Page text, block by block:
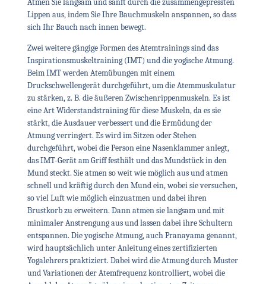
Lippen aus, indem Sie Ihre Bauchmuskeln anspannen, so dass
sich Ihr Bauch nach innen bewegt.
Zwei weitere gängige Formen des Atemtrainings sind das
Inspirationsmuskeltraining (IMT) und die yogische Atmung.
Beim IMT werden Atemübungen mit einem
Druckschwellengerät durchgeführt, um die Atemmuskulatur
zu stärken, z. B. die äußeren Zwischenrippenmuskeln. Es ist
eine Art Widerstandstraining für diese Muskeln, da es sie
stärkt, die Ausdauer verbessert und die Ermüdung der
Atmung verringert. Es wird im Sitzen oder Stehen
durchgeführt, wobei die Person eine Nasenklammer anlegt,
das IMT-Gerät am Griff festhält und das Mundstück in den
Mund steckt. Sie atmen so weit wie möglich aus und atmen
schnell und kräftig durch den Mund ein, wobei sie versuchen,
so viel Luft wie möglich einzuatmen und dabei ihren
Brustkorb zu erweitern. Dann atmen sie langsam und mit
minimaler Anstrengung aus und lassen dabei ihre Schultern
entspannen. Die yogische Atmung, auch Pranayama genannt,
wird hauptsächlich unter Anleitung eines zertifizierten
Yogalehrers praktiziert. Dabei wird die Atmung durch Muster
und Variationen der Atemfrequenz kontrolliert, wobei die